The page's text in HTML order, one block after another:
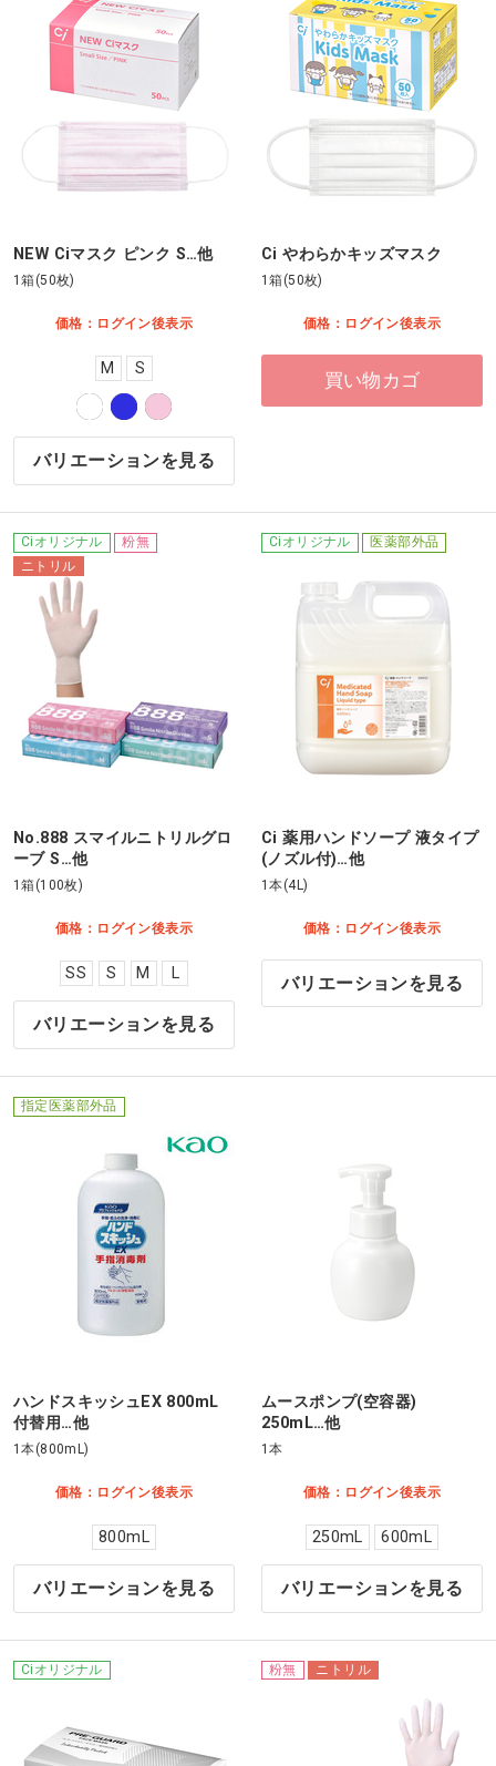
NEW Ciマスク ピンク S…他
1箱(50枚)
価格：ログイン後表示
M S
バリエーションを見る
Ci やわらかキッズマスク
1箱(50枚)
価格：ログイン後表示
買い物カゴ
Ciオリジナル
粉無
ニトリル
No.888 スマイルニトリルグロ
ーブ S…他
1箱(100枚)
価格：ログイン後表示
SS S M L
バリエーションを見る
Ciオリジナル 医薬部外品
Ci 薬用ハンドソープ 液タイプ
(ノズル付)…他
1本(4L)
価格：ログイン後表示
バリエーションを見る
指定医薬部外品
ハンドスキッシュEX 800mL
付替用…他
1本(800mL)
価格：ログイン後表示
800mL
バリエーションを見る
ムースポンプ(空容器)
250mL…他
1本
価格：ログイン後表示
250mL 600mL
バリエーションを見る
Ciオリジナル 粉無 ニトリル